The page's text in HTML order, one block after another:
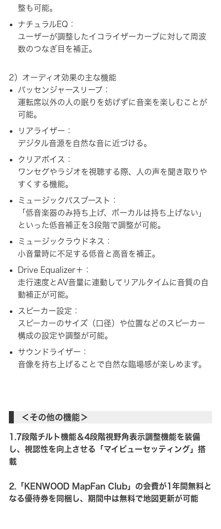
整も可能。
ナチュラルEQ：
ユーザーが調整したイコライザーカーブに対して周波
数のつなぎ目を補正。
2）オーディオ効果の主な機能
パッセンジャースリープ：
運転席以外の人の眠りを妨げずに音楽を楽しむことが
可能。
リアライザー：
デジタル音源を自然な音に近づける。
クリアボイス：
ワンセグやラジオを視聴する際、人の声を聞き取りや
すくする機能。
ミュージックバスブースト：
「低音楽器のみ持ち上げ、ボーカルは持ち上げない」
といった低音補正を3段階で調整が可能。
ミュージックラウドネス：
小音量時に不足する低音と高音を補正。
Drive Equalizer＋：
走行速度とAV音量に連動してリアルタイムに音質の自
動補正が可能。
スピーカー設定：
スピーカーのサイズ（口径）や位置などのスピーカー
構成の設定や調整が可能。
サウンドライザー：
音像を持ち上げることで自然な臨場感が楽しめます。
＜その他の機能＞
1.7段階チルト機能＆4段階視野角表示調整機能を装備
し、視認性を向上させる「マイビューセッティング」搭
載
2.「KENWOOD MapFan Club」の会費が1年間無料と
なる優待券を同梱し、期間中は無料で地図更新が可能